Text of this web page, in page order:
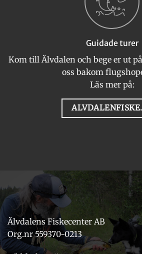
Guidade turer
Kom till Älvdalen och bege er ut
oss bakom
Läs mer på:
Älvdalens Fiskecenter AB
Org.nr 559370-0213